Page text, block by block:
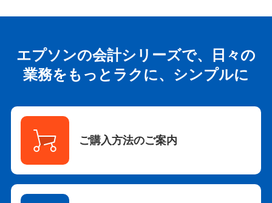
エプソンの会計シリーズで、日々の
業務をもっとラクに、シンプルに
ご購入方法のご案内